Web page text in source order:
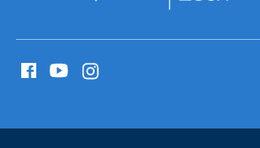
Media